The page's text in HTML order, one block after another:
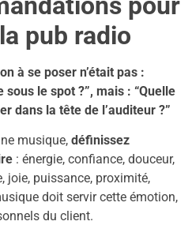
pub radio
à se poser n’était pas :
le spot ?”, mais : “Quelle
dans la tête de l’auditeur ?”
musique, définissez
: énergie, confiance, douceur,
joie, puissance, proximité,
doit servir cette émotion,
du client.